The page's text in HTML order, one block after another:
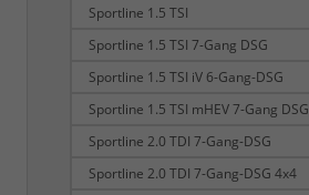
Sportline 1.5 TSI
Sportline 1.5 TSI 7-Gang DSG
Sportline 1.5 TSI iV 6-Gang-DSG
Sportline 1.5 TSI mHEV 7-Gang DSG
Sportline 2.0 TDI 7-Gang-DSG
Sportline 2.0 TDI 7-Gang-DSG 4x4